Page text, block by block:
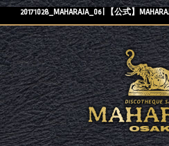
20171028_MAHARAJA_06 | 【公式】